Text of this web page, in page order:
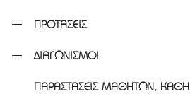
ΠΡΟΤΑΣΕΙΣ
ΔΙΑΓΩΝΙΣΜΟΙ
ΠΑΡΑΣΤΑΣΕΙΣ ΜΑΘΗΤΩΝ,